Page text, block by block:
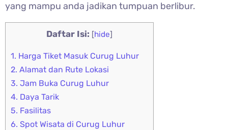
yang mampu anda jadikan tumpuan berlibur.
Daftar Isi: [hide]
1. Harga Tiket Masuk Curug Luhur
2. Alamat dan Rute Lokasi
3. Jam Buka Curug Luhur
4. Daya Tarik
5. Fasilitas
6. Spot Wisata di Curug Luhur